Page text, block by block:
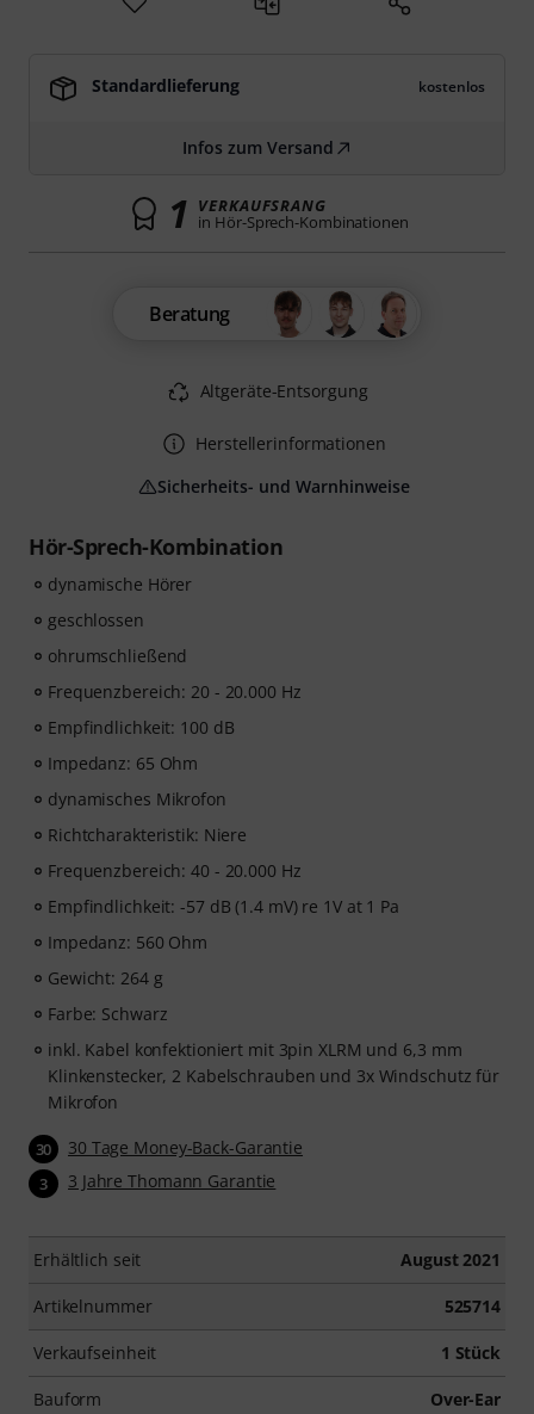
Hör-Sprech-Kombination
dynamische Hörer
geschlossen
ohrumschließend
Frequenzbereich: 20 - 20.000 Hz
Empfindlichkeit: 100 dB
Impedanz: 65 Ohm
dynamisches Mikrofon
Richtcharakteristik: Niere
Frequenzbereich: 40 - 20.000 Hz
Empfindlichkeit: -57 dB (1.4 mV) re 1V at 1 Pa
Impedanz: 560 Ohm
Gewicht: 264 g
Farbe: Schwarz
inkl. Kabel konfektioniert mit 3pin XLRM und 6,3 mm
Klinkenstecker, 2 Kabelschrauben und 3x Windschutz für
Mikrofon
30 30 Tage Money-Back-Garantie
3 3 Jahre Thomann Garantie
Erhältlich seit August 2021
Artikelnummer 525714
Verkaufseinheit 1 Stück
Bauform Over-Ear
Standardlieferung kostenlos
Infos zum Versand
1 VERKAUFSRANG
in Hör-Sprech-Kombinationen
Beratung
Altgeräte-Entsorgung
Herstellerinformationen
Sicherheits- und Warnhinweise